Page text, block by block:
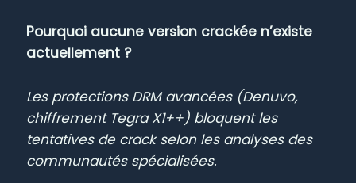
Pourquoi aucune version crackée n’existe
actuellement ?
Les protections DRM avancées (Denuvo,
chiffrement Tegra X1++) bloquent les
tentatives de crack selon les analyses des
communautés spécialisées.